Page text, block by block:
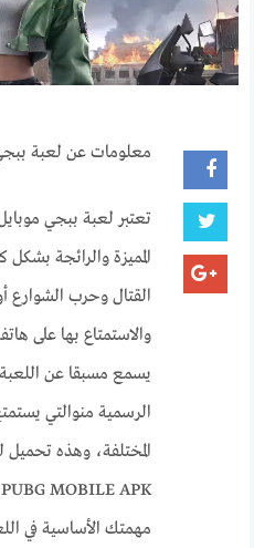
معلومات عن لعبة
المميزة والرائجة
القتال وحرب الشوارع
والاستمتاع بها على
يسمع مسبقا عن
الرسمية منوالتي
المختلفة، وهذه تحميل
مهمتك الأساسية في